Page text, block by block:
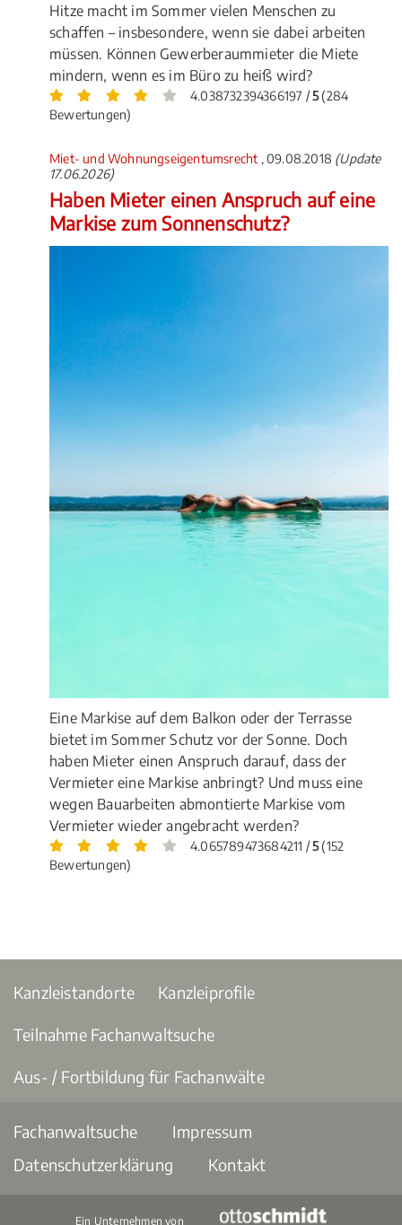
Hitze macht im Sommer vielen Menschen zu
schaffen – insbesondere, wenn sie dabei arbeiten
müssen. Können Gewerberaummieter die Miete
mindern, wenn es im Büro zu heiß wird?
4.038732394366197 /5(284
Bewertungen)
Miet- und Wohnungseigentumsrecht , 09.08.2018 (Update
17.06.2026)
Haben Mieter einen Anspruch auf eine
Markise zum Sonnenschutz?
Eine Markise auf dem Balkon oder der Terrasse
bietet im Sommer Schutz vor der Sonne. Doch
haben Mieter einen Anspruch darauf, dass der
Vermieter eine Markise anbringt? Und muss eine
wegen Bauarbeiten abmontierte Markise vom
Vermieter wieder angebracht werden?
4.065789473684211 /5(152
Bewertungen)
Kanzleistandorte Kanzleiprofile
Teilnahme Fachanwaltsuche
Aus- / Fortbildung für Fachanwälte
Fachanwaltsuche
Impressum
Datenschutzerklärung
Kontakt
Ein Unternehmen von